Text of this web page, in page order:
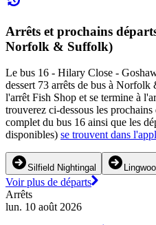
Arrêts et prochains
Norfolk & Suffolk)
Le bus 16 - Hilary Close -
dessert 73 arrêts de bus à
l'arrêt Fish Shop et se termine à
trouverez ci-dessous les
complet du bus 16 ainsi que les
disponibles) se trouvent dans
Silfield Nightingal
Voir plus de départs
Arrêts
lun. 10 août 2026